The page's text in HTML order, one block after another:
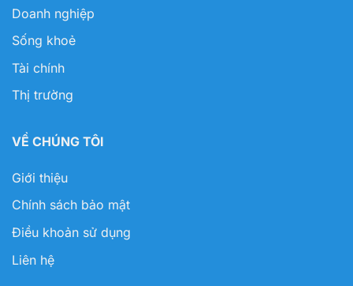
Doanh nghiệp
Sống khoẻ
Tài chính
Thị trường
VỀ CHÚNG TÔI
Giới thiệu
Chính sách bảo mật
Điều khoản sử dụng
Liên hệ